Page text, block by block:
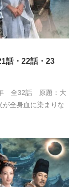
話・22話・23
全32話 原題：大
が全身血に染まりな